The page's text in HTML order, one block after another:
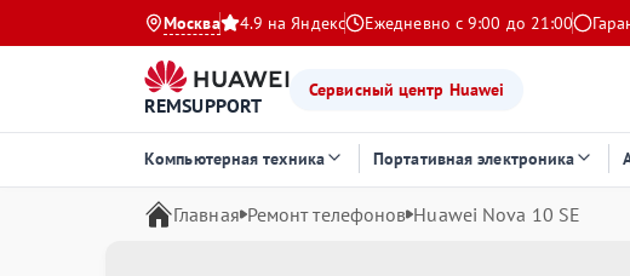
Москва 4.9 на Яндекс Ежедневно с 9:00 до 21:00
REMSUPPORT
Сервисный центр Huawei
Компьютерная техника Портативная электроника
Главная Ремонт телефонов Huawei Nova 10 SE